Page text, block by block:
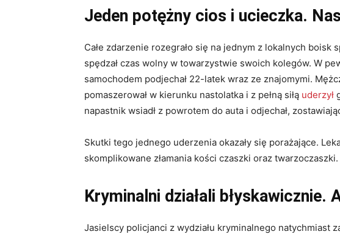
Jeden potężny cios i ucieczka.
Całe zdarzenie rozegrało się na jednym z lokalnych
spędzał czas wolny w towarzystwie swoich kolegów. W
samochodem podjechał 22-latek wraz ze znajomymi.
pomaszerował w kierunku nastolatka i z pełną siłą uderzył
napastnik wsiadł z powrotem do auta i odjechał,
Skutki tego jednego uderzenia okazały się porażające.
skomplikowane złamania kości czaszki oraz
Kryminalni działali
Jasielscy policjanci z wydziału kryminalnego natychmiast